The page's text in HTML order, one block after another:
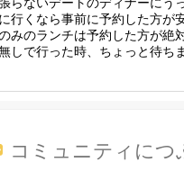
行くなら事前に予約した方が
みのランチは予約した方が絶
無しで行った時、ちょっと待ち
コミュニティにつ